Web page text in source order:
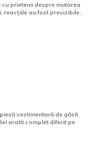
prietenii despre mutarea
reacțiile au fost previzibile.
vestimentară de găsit
arată complet diferit pe